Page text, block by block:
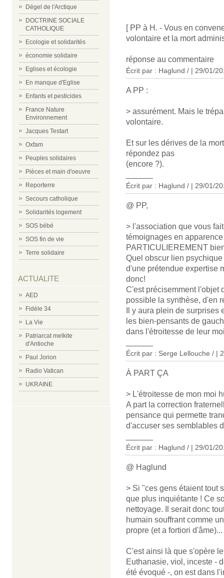
Dégel de l'Arctique
DOCTRINE SOCIALE
CATHOLIQUE
Ecologie et solidarités
économie solidaire
Eglises et écologie
En manque d'Eglise
Enfants et pesticides
France Nature
Environnement
Jacques Testart
Oxfam
Peuples solidaires
Pièces et main d'oeuvre
Reporterre
Secours catholique
Solidarités logement
SOS bébé
SOS fin de vie
Terre solidaire
ACTUALITE
AED
Fidèle 34
La Vie
Patriarcat melkite
d'Antioche
Paul Jorion
Radio Vatican
UKRAINE
[ PP à H. - Vous en
volontaire et la mort
réponse au commentaire
Écrit par : Haglund / | 29/01/
A PP :
> assurément. Mais le
volontaire.
Et sur les dérives de la
répondez pas
(encore ?).
Écrit par : Haglund / | 29/01/
@ PP,
> l'association que vous
témoignages en
PARTICULIEREMENT
Quel obscur lien
d'une prétendue expertise
donc!
C'est précisemment l'objet
possible la synthèse, d'en
Il y aura plein de
les bien-pensants de
dans l'étroitesse de leur
Écrit par : Serge Lellouche / |
À PART ÇA
> L'étroitesse de mon moi
A part la correction
pensance qui permette
d'accuser ses semblables
Écrit par : Haglund / | 29/01/
@ Haglund
> Si "ces gens étaient tout
que plus inquiétante ! Ce
nettoyage. Il serait donc
humain souffrant comme
propre (et a fortiori d'âme)...
C'est ainsi là que s'opère
Euthanasie, viol, inceste -
été évoqué -, on est dans